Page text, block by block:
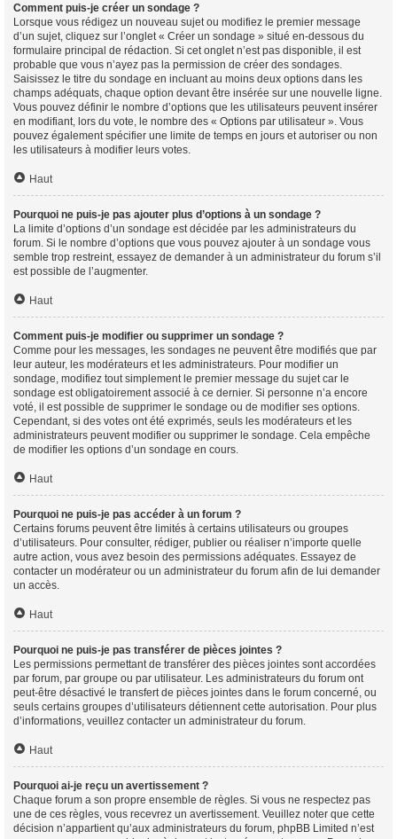
Comment puis-je créer un sondage ?
Lorsque vous rédigez un nouveau sujet ou modifiez le premier message
d’un sujet, cliquez sur l’onglet « Créer un sondage » situé en-dessous du
formulaire principal de rédaction. Si cet onglet n’est pas disponible, il est
probable que vous n’ayez pas la permission de créer des sondages.
Saisissez le titre du sondage en incluant au moins deux options dans les
champs adéquats, chaque option devant être insérée sur une nouvelle ligne.
Vous pouvez définir le nombre d’options que les utilisateurs peuvent insérer
en modifiant, lors du vote, le nombre des « Options par utilisateur ». Vous
pouvez également spécifier une limite de temps en jours et autoriser ou non
les utilisateurs à modifier leurs votes.
Haut
Pourquoi ne puis-je pas ajouter plus d’options à un sondage ?
La limite d’options d’un sondage est décidée par les administrateurs du
forum. Si le nombre d’options que vous pouvez ajouter à un sondage vous
semble trop restreint, essayez de demander à un administrateur du forum s’il
est possible de l’augmenter.
Haut
Comment puis-je modifier ou supprimer un sondage ?
Comme pour les messages, les sondages ne peuvent être modifiés que par
leur auteur, les modérateurs et les administrateurs. Pour modifier un
sondage, modifiez tout simplement le premier message du sujet car le
sondage est obligatoirement associé à ce dernier. Si personne n’a encore
voté, il est possible de supprimer le sondage ou de modifier ses options.
Cependant, si des votes ont été exprimés, seuls les modérateurs et les
administrateurs peuvent modifier ou supprimer le sondage. Cela empêche
de modifier les options d’un sondage en cours.
Haut
Pourquoi ne puis-je pas accéder à un forum ?
Certains forums peuvent être limités à certains utilisateurs ou groupes
d’utilisateurs. Pour consulter, rédiger, publier ou réaliser n’importe quelle
autre action, vous avez besoin des permissions adéquates. Essayez de
contacter un modérateur ou un administrateur du forum afin de lui demander
un accès.
Haut
Pourquoi ne puis-je pas transférer de pièces jointes ?
Les permissions permettant de transférer des pièces jointes sont accordées
par forum, par groupe ou par utilisateur. Les administrateurs du forum ont
peut-être désactivé le transfert de pièces jointes dans le forum concerné, ou
seuls certains groupes d’utilisateurs détiennent cette autorisation. Pour plus
d’informations, veuillez contacter un administrateur du forum.
Haut
Pourquoi ai-je reçu un avertissement ?
Chaque forum a son propre ensemble de règles. Si vous ne respectez pas
une de ces règles, vous recevrez un avertissement. Veuillez noter que cette
décision n’appartient qu’aux administrateurs du forum, phpBB Limited n’est